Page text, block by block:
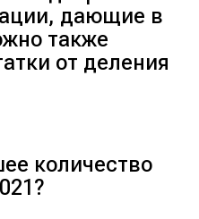
дающие в
также
от деления
количество